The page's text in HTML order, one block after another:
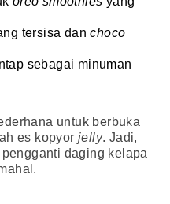
tersisa danchoco
sebagai minuman
untuk berbuka
es kopyor jelly. Jadi,
daging kelapa